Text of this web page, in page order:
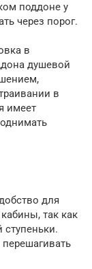
поддоне у
через порог.
в
душевой
в
имеет
для
так как